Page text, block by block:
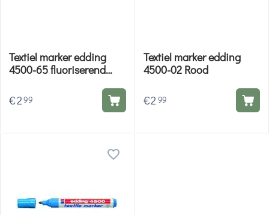
Textiel marker edding
4500-65 fluoriserend
€299
Textiel marker edding
4500-02 Rood
€2 99